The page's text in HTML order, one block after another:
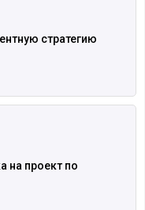
стратегию
на проект по